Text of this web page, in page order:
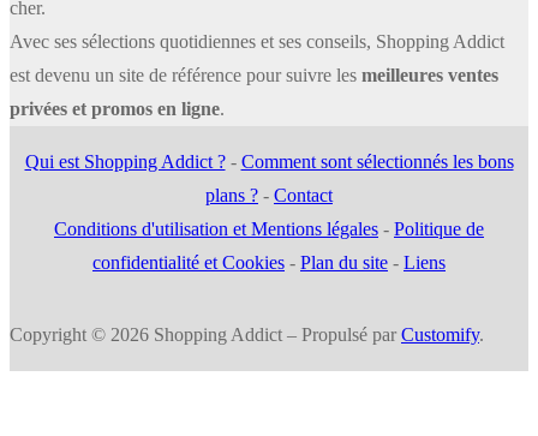
cher.
Avec ses sélections quotidiennes et ses conseils, Shopping Addict
est devenu un site de référence pour suivre les meilleures ventes
privées et promos en ligne.
Qui est Shopping Addict ?- Comment sont sélectionnés les bons
plans ? - Contact
Conditions d'utilisation et Mentions légales - Politique de
confidentialité et Cookies - Plan du site - Liens
Copyright © 2026 Shopping Addict – Propulsé par Customify.